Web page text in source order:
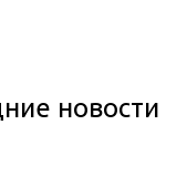
новости